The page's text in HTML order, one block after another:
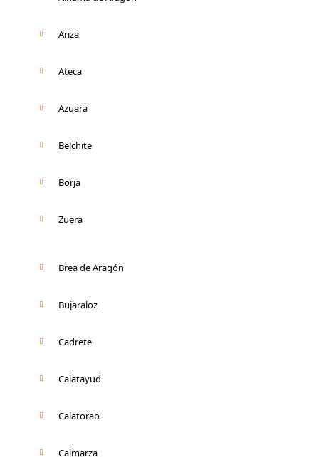
Ariza
Ateca
Azuara
Belchite
Borja
Zuera
Brea de Aragón
Bujaraloz
Cadrete
Calatayud
Calatorao
Calmarza